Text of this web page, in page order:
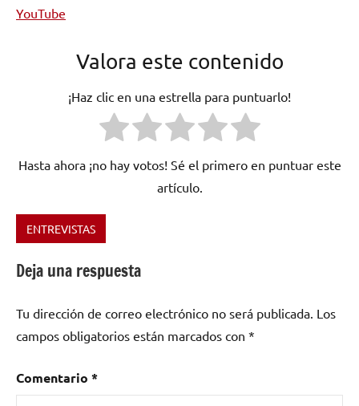
YouTube
Valora este contenido
¡Haz clic en una estrella para puntuarlo!
Hasta ahora ¡no hay votos! Sé el primero en puntuar este
artículo.
Etiquetado
Argentina,
en
Bolas,
rock
ENTREVISTAS
Deja una respuesta
Tu dirección de correo electrónico no será publicada. Los
campos obligatorios están marcados con *
Comentario *